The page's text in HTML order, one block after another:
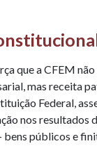
que a CFEM
mas receita
Federal,
nos resultados
públicos e